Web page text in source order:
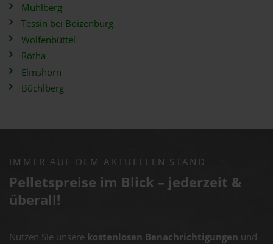
Mühlberg
Tessin bei Boizenburg
Wolfenbüttel
Rötha
Elmshorn
Büchlberg
IMMER AUF DEM AKTUELLEN STAND
Pelletspreise im Blick – jederzeit &
überall!
Nutzen Sie unsere kostenlosen Benachrichtigungen und